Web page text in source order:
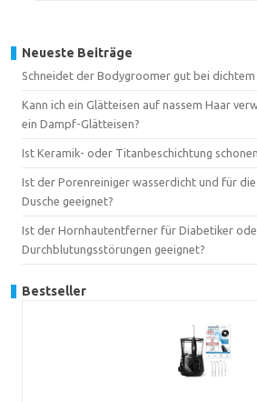
Neueste Beiträge
Schneidet der Bodygroomer gut bei dichtem
Kann ich ein Glätteisen auf nassem Haar
ein Dampf-Glätteisen?
Ist Keramik- oder Titanbeschichtung
Ist der Porenreiniger wasserdicht und für
Dusche geeignet?
Ist der Hornhautentferner für Diabetiker
Durchblutungsstörungen geeignet?
Bestseller